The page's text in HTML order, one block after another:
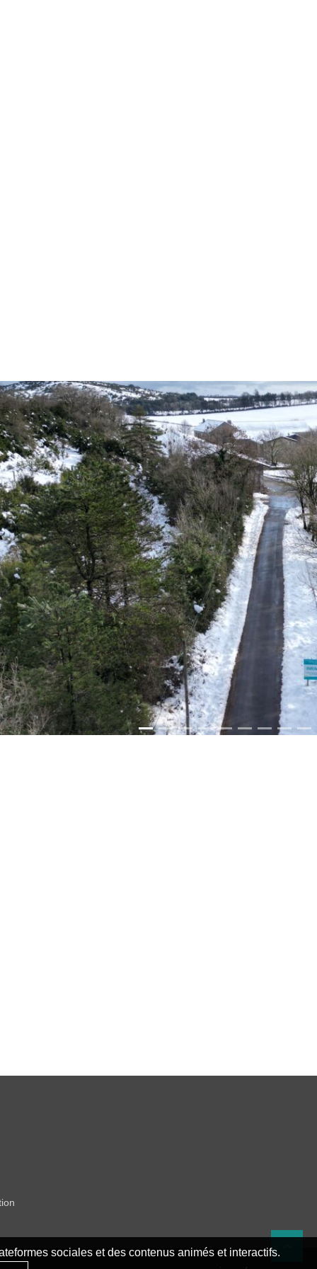
sociales et des contenus animés et interactifs.